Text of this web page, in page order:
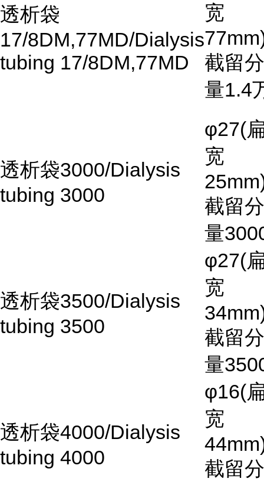
透析袋
17/8DM,77MD/Dialysis
tubing 17/8DM,77MD
宽
截留
量1.4
透析袋3000/Dialysis
tubing 3000
φ27(
宽
截留
量
透析袋3500/Dialysis
tubing 3500
φ27(
宽
截留
量
透析袋4000/Dialysis
tubing 4000
φ16(
宽
截留